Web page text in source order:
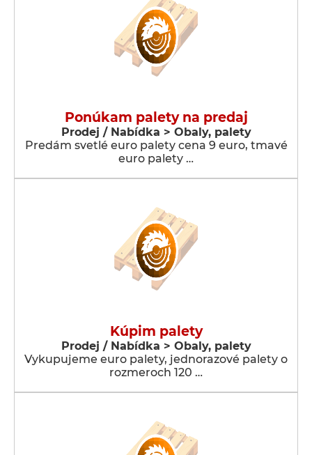
Ponúkam palety na predaj
Prodej / Nabídka > Obaly, palety
Predám svetlé euro palety cena 9 euro, tmavé
euro palety …
Kúpim palety
Prodej / Nabídka > Obaly, palety
Vykupujeme euro palety, jednorazové palety o
rozmeroch 120 …